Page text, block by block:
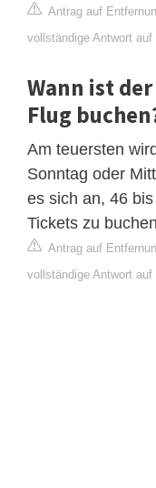
Antrag auf
vollständige Antwort
Wann ist
Flug
Am teuersten
Sonntag oder
es sich an, 46
Tickets zu
Antrag auf
vollständige Antwort